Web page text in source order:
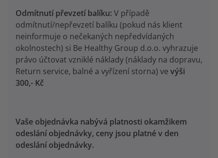
Odmítnutí převzetí balíku: V případě
odmítnutí/nepřevzetí balíku (pokud nás klient
neinformuje o nečekaných nepředvídaných
okolnostech) si Be Healthy Group d.o.o. vyhrazuje
právo účtovat vzniklé náklady (náklady na dopravu,
Return service, balné a vyřízení storna) ve výši
300,- Kč
Vaše objednávka nabývá platnosti okamžikem
odeslání objednávky, ceny jsou platné v den
odeslání objednávky.